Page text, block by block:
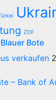
ZDF
Bote
verkaufen
– Bank of